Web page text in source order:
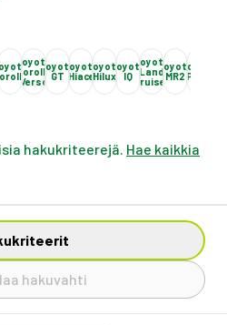
Toyota
Corolla
Verso
Toyota
GT
Toyota
Hiace
Toyota
Hilux
Toyota
IQ
Toyota
Land
Cruiser
Toyota
MR2
Toyota
Prius
hakukriteerejä. Hae kaikkia
hakuvahti